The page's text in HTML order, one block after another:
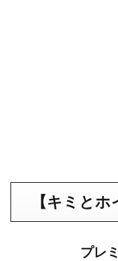
【キミと
プレ